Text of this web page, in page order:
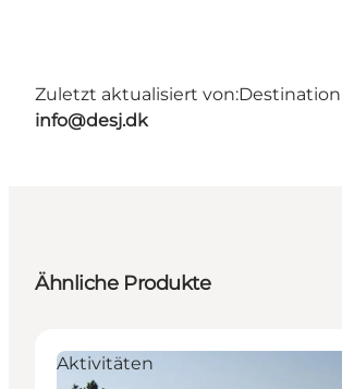
Zuletzt aktualisiert von:
info@desj.dk
Ähnliche Produkte
Aktivitäten